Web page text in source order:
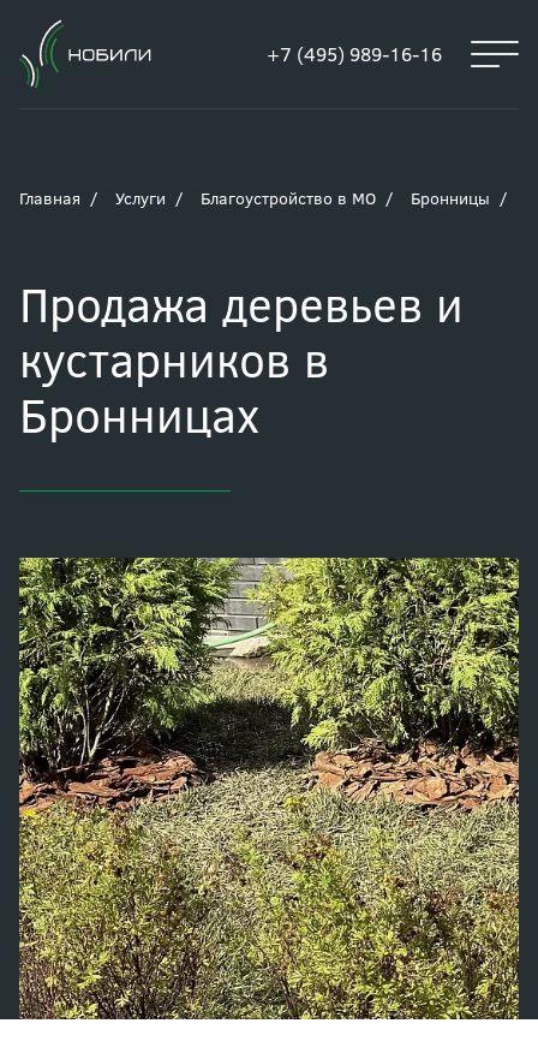
+7 (495) 989-16-16
Главная Услуги Благоустройство в МО Бронницы
Продажа деревьев и
кустарников в
Бронницах